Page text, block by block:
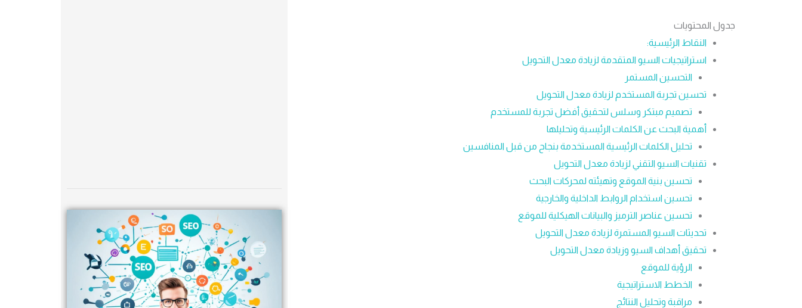
جدول المحتويات
النقاط الرئيسية:
استراتيجيات السيو المتقدمة لزيادة معدل التحويل
التحسين المستمر
تحسين تجربة المستخدم لزيادة معدل التحويل
تصميم مبتكر وسلس لتحقيق أفضل تجربة للمستخدم
أهمية البحث عن الكلمات الرئيسية وتحليلها
تحليل الكلمات الرئيسية المستخدمة بنجاح من قبل المنافسين
تقنيات السيو التقني لزيادة معدل التحويل
تحسين بنية الموقع وتهيئته لمحركات البحث
تحسين استخدام الروابط الداخلية والخارجية
تحسين عناصر الترميز والبيانات الهيكلية للموقع
تحديثات السيو المستمرة لزيادة معدل التحويل
تحقيق أهداف السيو وزيادة معدل التحويل
الرؤية للموقع
الخطط الاستراتيجية
مراقبة وتحليل النتائج